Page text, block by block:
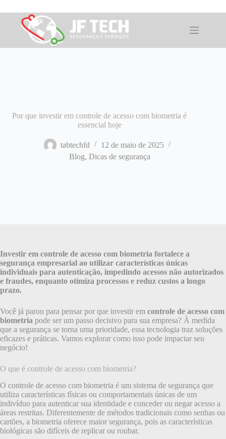
para
conteúdo
Por que investir em controle de acesso com biometria é
essencial hoje
tabtechfd
12 de maio de 2025
Blog, Dicas de segurança
Investir em controle de acesso com biometria fortalece a
segurança empresarial ao utilizar características únicas
individuais para autenticação, impedindo acessos não autorizados
e fraudes, enquanto otimiza processos e reduz custos a longo
prazo.
Você já parou para pensar por que investir em controle de acesso com
biometria pode ser um passo decisivo para sua empresa? À medida
que a segurança se torna uma prioridade, essa tecnologia traz soluções
eficazes e práticas. Vamos explorar como isso pode impactar seu
negócio!
O que é controle de acesso com biometria?
O controle de acesso com biometria é um sistema de segurança que
utiliza características físicas ou comportamentais únicas de um
indivíduo para autenticar sua identidade e conceder ou negar acesso a
áreas restritas. Diferentemente de métodos tradicionais como senhas ou
cartões, a biometria oferece maior segurança, pois as características
biológicas são difíceis de replicar ou roubar.